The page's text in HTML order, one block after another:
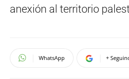
anexión al territorio
WhatsApp +